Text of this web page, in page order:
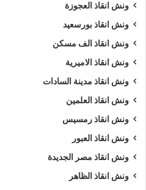
ونش انقاذ العجوزة
ونش انقاذ بورسعيد
ونش انقاذ الف مسكن
ونش انقاذ الاميرية
ونش انقاذ مدينة السادات
ونش انقاذ العلمين
ونش انقاذ رمسيس
ونش انقاذ العبور
ونش انقاذ مصر الجديدة
ونش انقاذ الظاهر